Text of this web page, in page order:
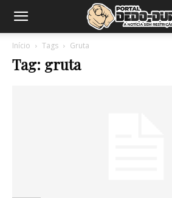
Início Tags Gruta
Tag: gruta